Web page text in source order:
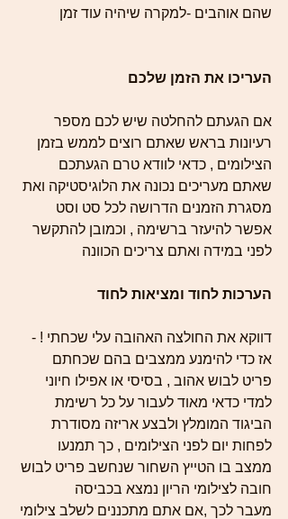
שהם אוהבים -למקרה שיהיה עוד זמן
העריכו את הזמן שלכם
אם הגעתם להחלטה שיש לכם מספר
רעיונות בראש שאתם רוצים לממש בזמן
הצילומים , כדאי לוודא טרם הגעתכם
שאתם מעריכים נכונה את הלוגיסטיקה ואת
מסגרת הזמנים הדרושה לכל סט וסט
אפשר להיעזר ברשימה , וכמובן להתקשר
לפני במידה ואתם צריכים הכוונה
הערכות לחוד ומציאות לחוד
דווקא את החולצה האהובה עלי שכחתי ! -
אז כדי להימנע ממצבים בהם שכחתם
פריט לבוש אהוב , בסיסי או אפילו חיוני
למדי כדאי מאוד לעבור על כל רשימת
הביגוד המומלץ ולבצע אריזה מסודרת
לפחות יום לפני הצילומים , כך תמנעו
ממצב בו הטייץ השחור שנחשב פריט לבוש
חובה לצילומי הריון נמצא בכביסה
מעבר לכך ,אם אתם מתכננים לשלב צילומי